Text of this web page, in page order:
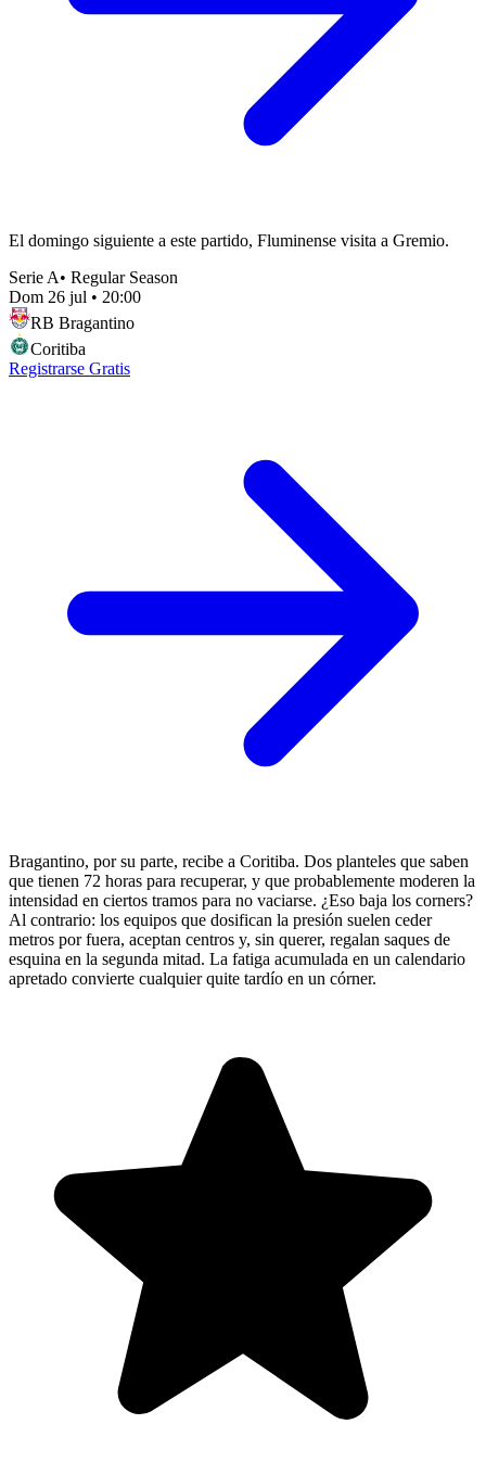
El domingo siguiente a este partido, Fluminense visita a Gremio.
Serie A• Regular Season
Dom 26 jul • 20:00
RB Bragantino
Coritiba
Registrarse Gratis
Bragantino, por su parte, recibe a Coritiba. Dos planteles que saben
que tienen 72 horas para recuperar, y que probablemente moderen la
intensidad en ciertos tramos para no vaciarse. ¿Eso baja los corners?
Al contrario: los equipos que dosifican la presión suelen ceder
metros por fuera, aceptan centros y, sin querer, regalan saques de
esquina en la segunda mitad. La fatiga acumulada en un calendario
apretado convierte cualquier quite tardío en un córner.